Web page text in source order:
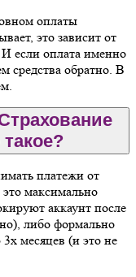
оплаты
это зависит от
если оплата именно
средства обратно. В
платежи от
максимально
аккаунт после
либо формально
месяцев (и это не